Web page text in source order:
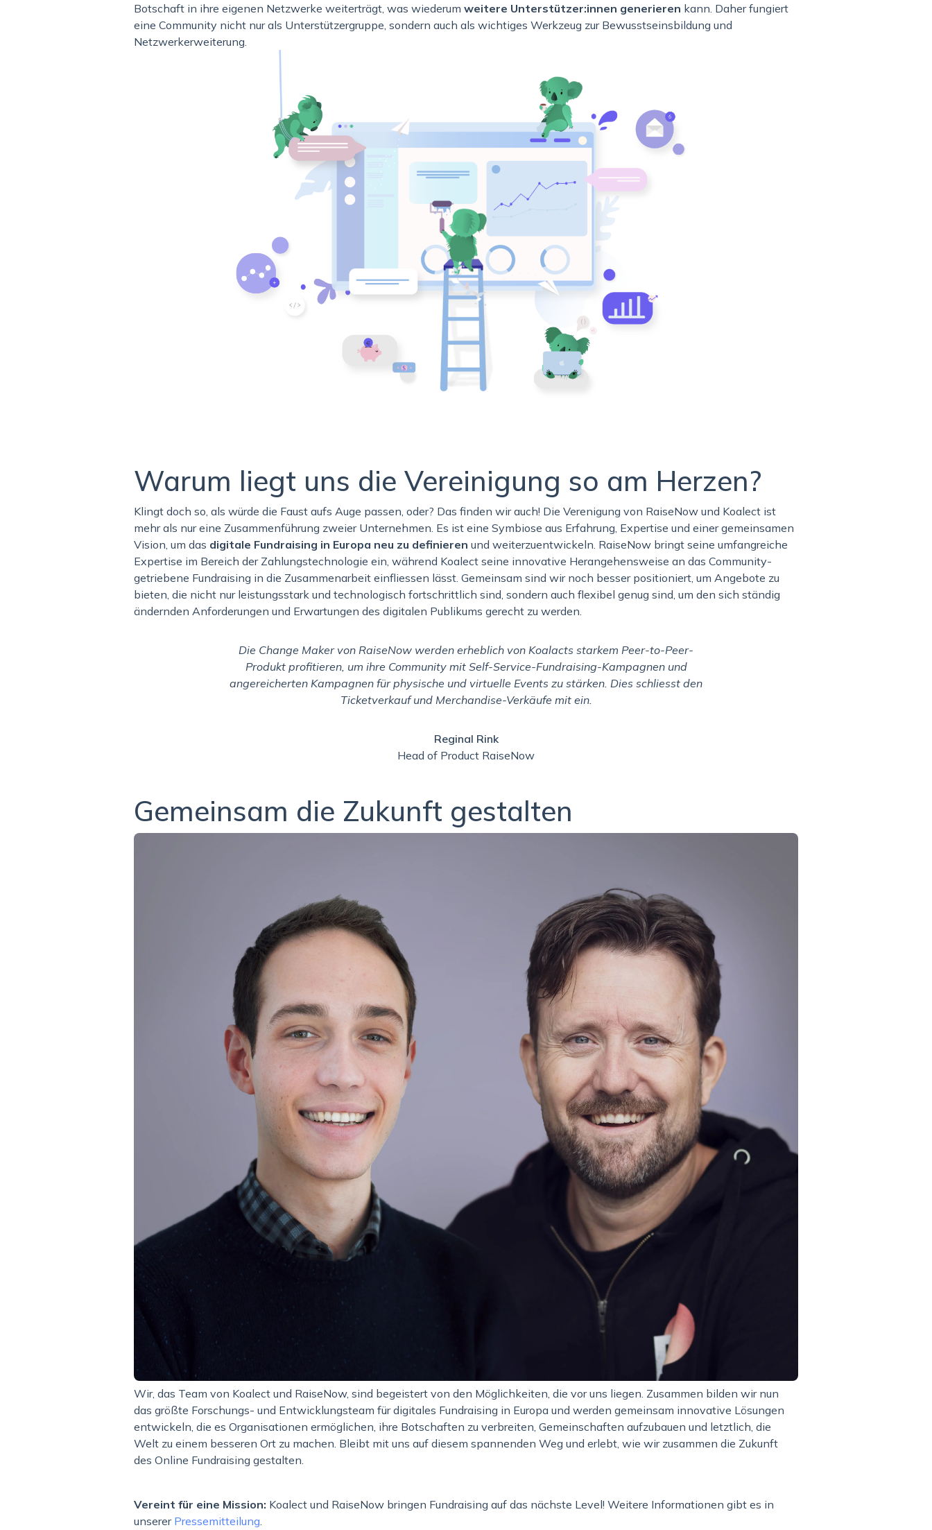
Botschaft in ihre eigenen Netzwerke weiterträgt, was wiederumweitere Unterstützer:innen generieren kann. Daher fungiert
eine Community nicht nur als Unterstützergruppe, sondern auch als wichtiges Werkzeug zur Bewusstseinsbildung und
Netzwerkerweiterung.
Warum liegt uns die Vereinigung so am Herzen?
Klingt doch so, als würde die Faust aufs Auge passen, oder? Das finden wir auch! Die Verenigung von RaiseNow und Koalect ist
mehr als nur eine Zusammenführung zweier Unternehmen. Es ist eine Symbiose aus Erfahrung, Expertise und einer gemeinsamen
Vision, um das digitale Fundraising in Europa neu zu definieren und weiterzuentwickeln. RaiseNow bringt seine umfangreiche
Expertise im Bereich der Zahlungstechnologie ein, während Koalect seine innovative Herangehensweise an das Community-
getriebene Fundraising in die Zusammenarbeit einfliessen lässt. Gemeinsam sind wir noch besser positioniert, um Angebote zu
bieten, die nicht nur leistungsstark und technologisch fortschrittlich sind, sondern auch flexibel genug sind, um den sich ständig
ändernden Anforderungen und Erwartungen des digitalen Publikums gerecht zu werden.
Die Change Maker von RaiseNow werden erheblich von Koalacts starkem Peer-to-Peer-
Produkt profitieren, um ihre Community mit Self-Service-Fundraising-Kampagnen und
angereicherten Kampagnen für physische und virtuelle Events zu stärken. Dies schliesst den
Ticketverkauf und Merchandise-Verkäufe mit ein.
Reginal Rink
Head of Product RaiseNow
Gemeinsam die Zukunft gestalten
Wir, das Team von Koalect und RaiseNow, sind begeistert von den Möglichkeiten, die vor uns liegen. Zusammen bilden wir nun
das größte Forschungs- und Entwicklungsteam für digitales Fundraising in Europa und werden gemeinsam innovative Lösungen
entwickeln, die es Organisationen ermöglichen, ihre Botschaften zu verbreiten, Gemeinschaften aufzubauen und letztlich, die
Welt zu einem besseren Ort zu machen. Bleibt mit uns auf diesem spannenden Weg und erlebt, wie wir zusammen die Zukunft
des Online Fundraising gestalten.
Vereint für eine Mission: Koalect und RaiseNow bringen Fundraising auf das nächste Level! Weitere Informationen gibt es in
unserer Pressemitteilung